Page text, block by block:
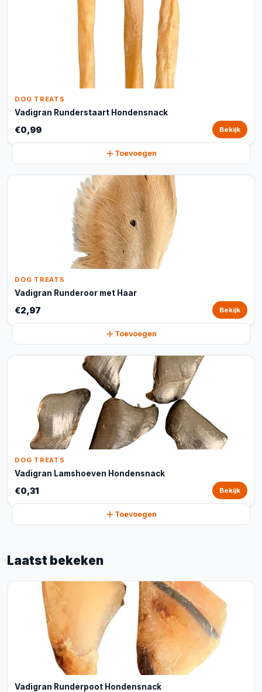
DOG TREATS
Vadigran Runderstaart Hondensnack
€0,99 Bekijk
Toevoegen
DOG TREATS
Vadigran Runderoor met Haar
€2,97 Bekijk
Toevoegen
DOG TREATS
Vadigran Lamshoeven Hondensnack
€0,31 Bekijk
Toevoegen
Laatst bekeken
Vadigran Runderpoot Hondensnack